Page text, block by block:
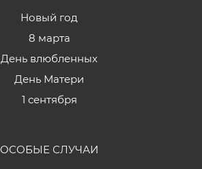
Новый год
8 марта
День влюбленных
День Матери
1 сентября
ОСОБЫЕ СЛУЧАИ